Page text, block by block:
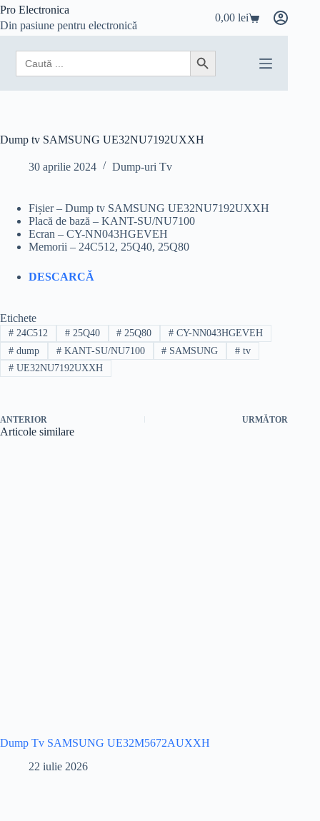
Sari
conținut
Pro Electronica
Din pasiune pentru electronică
Coș
de
cumpărături
0,00lei
Search
for:
Search Button
Dump tv SAMSUNG UE32NU7192UXXH
30 aprilie 2024 Dump-uri Tv
Fișier – Dump tv SAMSUNG UE32NU7192UXXH
Placă de bază – KANT-SU/NU7100
Ecran – CY-NN043HGEVEH
Memorii – 24C512, 25Q40, 25Q80
DESCARCĂ
Etichete
#24C512 #25Q40 # 25Q80 # CY-NN043HGEVEH
#dump #KANT-SU/NU7100 # SAMSUNG # tv
#UE32NU7192UXXH
ANTERIOR URMĂTOR
Articole similare
Dump Tv SAMSUNG UE32M5672AUXXH
22 iulie 2026